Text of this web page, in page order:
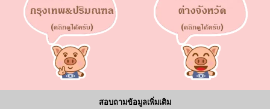
สอบถามข้อมูลเพิ่มเติม